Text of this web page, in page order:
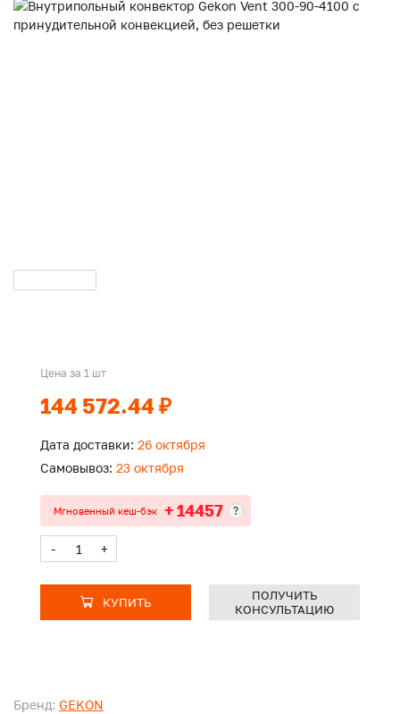
Бренд: GEKON
Цена за 1 шт
144 572.44 ₽
Дата доставки: 26 октября
Самовывоз: 23 октября
Мгновенный кеш-бэк + 14457 ?
- +
КУПИТЬ
ПОЛУЧИТЬ
КОНСУЛЬТАЦИЮ